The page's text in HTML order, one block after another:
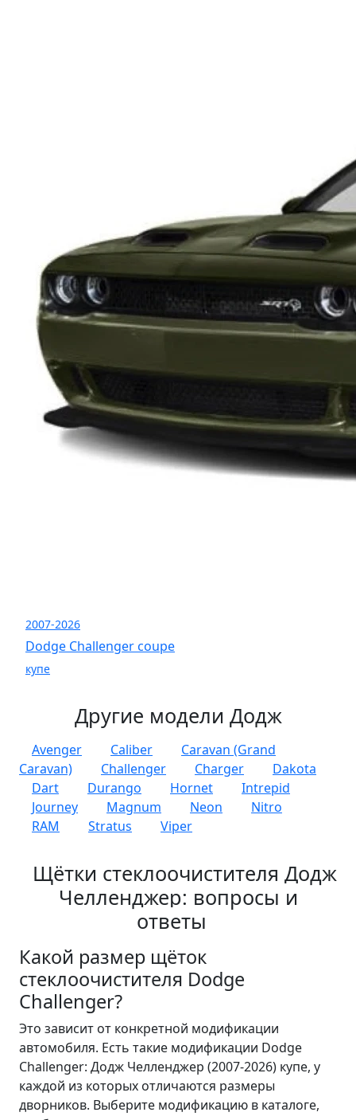
2007-2026
Dodge Challenger coupe
купе
Другие модели Додж
Avenger Caliber
Caravan (Grand
Caravan)
Challenger Charger
Dakota
Dart
Durango Hornet
Intrepid
Journey
Magnum Neon
Nitro
RAM
Stratus Viper
Щётки стеклоочистителя Додж
Челленджер: вопросы и
ответы
Какой размер щёток
стеклоочистителя Dodge
Challenger?
Это зависит от конкретной модификации
автомобиля. Есть такие модификации Dodge
Challenger: Додж Челленджер (2007-2026) купе, у
каждой из которых отличаются размеры
дворников. Выберите модификацию в каталоге,